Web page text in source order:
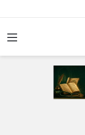
الحب الإلهي في مصر